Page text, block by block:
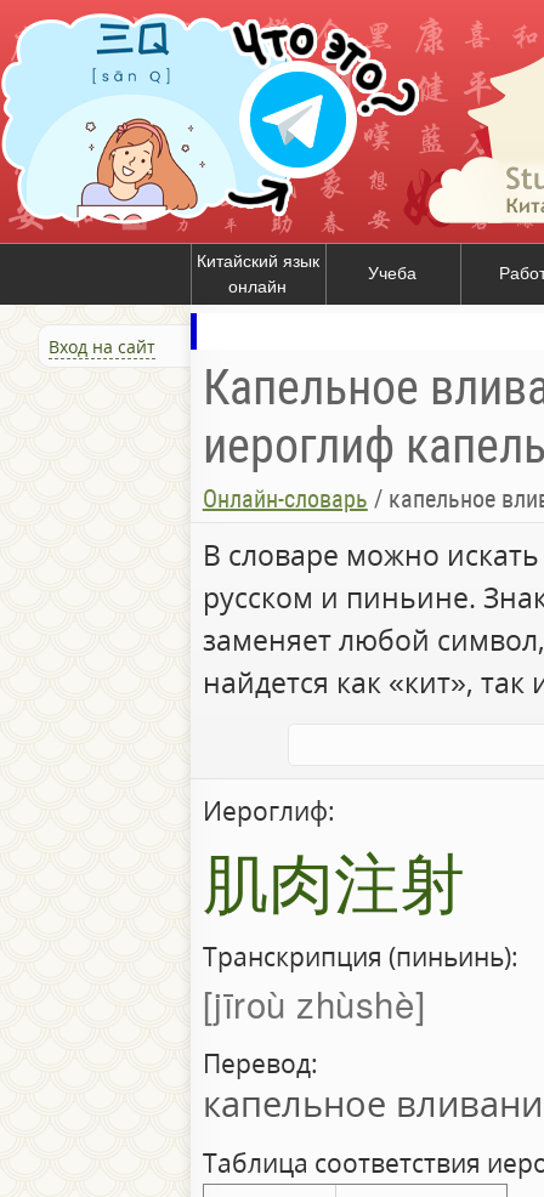
Китайский язык
онлайн
Учеба
Вход на сайт
Капельное
иероглиф
Онлайн-словарь / капельное
В словаре можно
русском и пиньине.
заменяет любой
найдется как «кит», так
Иероглиф:
肌肉注射
Транскрипция (пиньинь):
jīroù zhùshè
Перевод:
капельное
Таблица соответствия